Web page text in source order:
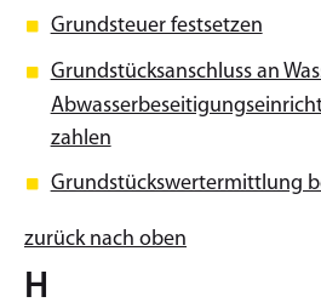
Grundsteuer festsetzen
Grundstücksanschluss an
zahlen
Grundstückswertermittlung
zurück nach oben
H